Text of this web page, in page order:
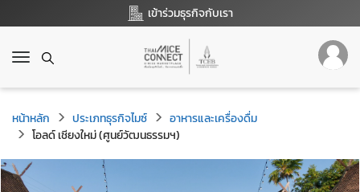
เข้าร่วมธุรกิจกับเรา
T
g
g
l
e
n
a
หน้าหลัก ประเภทธุรกิจไมซ์
อาหารและเครื่องดื่ม
โอลด์ เชียงใหม่ (ศูนย์วัฒนธรรมฯ)